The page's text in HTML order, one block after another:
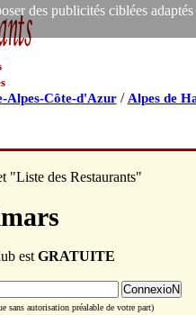
des publicités ciblées
Alpes-Côte-d'Azur/ Alpes de
"Liste des Restaurants"
est GRATUITE
sans autorisation préalable de votre part)